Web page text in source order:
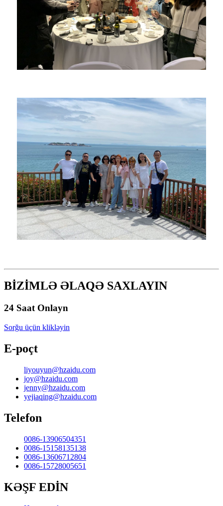
BİZİMLƏ ƏLAQƏ SAXLAYIN
24 Saat Onlayn
Sorğu üçün klikləyin
E-poçt
liyouyun@hzaidu.com
joy@hzaidu.com
jenny@hzaidu.com
yejiaqing@hzaidu.com
Telefon
0086-13906504351
0086-15158135138
0086-13606712804
0086-15728005651
KƏŞF EDİN